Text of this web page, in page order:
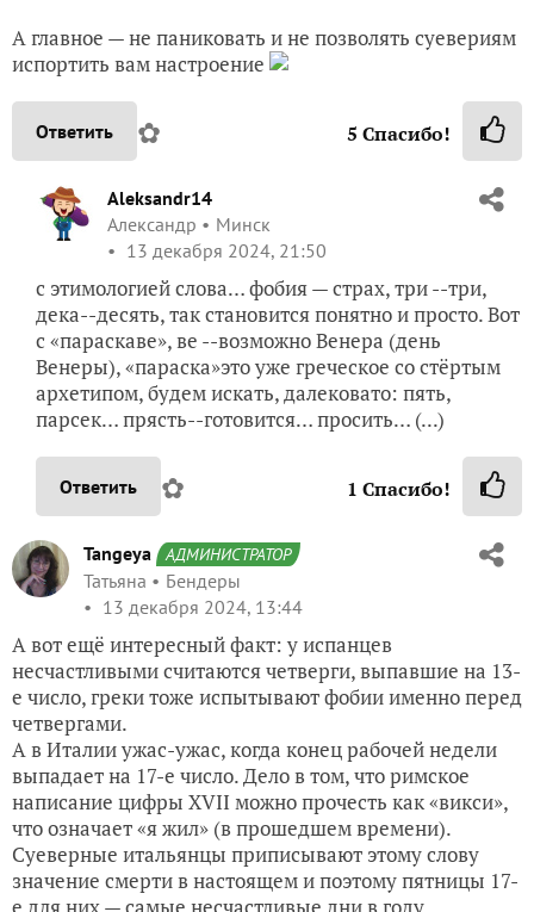
А главное — не паниковать и не позволять суевериям
испортить вам настроение
Ответить ✿ 5 Спасибо!
Aleksandr14
Александр
Минск
13 декабря 2024, 21:50
с этимологией слова… фобия — страх, три --три,
дека--десять, так становится понятно и просто. Вот
с «параскаве», ве --возможно Венера (день
Венеры), «параска»это уже греческое со стёртым
архетипом, будем искать, далековато: пять,
парсек… прясть--готовится… просить… (...)
Ответить ✿ 1 Спасибо!
Tangeya АДМИНИСТРАТОР
Татьяна
Бендеры
13 декабря 2024, 13:44
А вот ещё интересный факт: у испанцев
несчастливыми считаются четверги, выпавшие на 13-
е число, греки тоже испытывают фобии именно перед
четвергами.
А в Италии ужас-ужас, когда конец рабочей недели
выпадает на 17-е число. Дело в том, что римское
написание цифры XVII можно прочесть как «викси»,
что означает «я жил» (в прошедшем времени).
Суеверные итальянцы приписывают этому слову
значение смерти в настоящем и поэтому пятницы 17-